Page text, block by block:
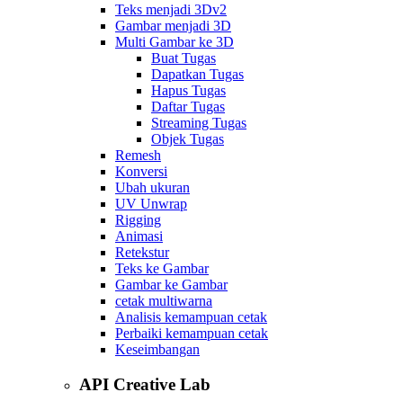
Teks menjadi 3Dv2
Gambar menjadi 3D
Multi Gambar ke 3D
Buat Tugas
Dapatkan Tugas
Hapus Tugas
Daftar Tugas
Streaming Tugas
Objek Tugas
Remesh
Konversi
Ubah ukuran
UV Unwrap
Rigging
Animasi
Retekstur
Teks ke Gambar
Gambar ke Gambar
cetak multiwarna
Analisis kemampuan cetak
Perbaiki kemampuan cetak
Keseimbangan
API Creative Lab